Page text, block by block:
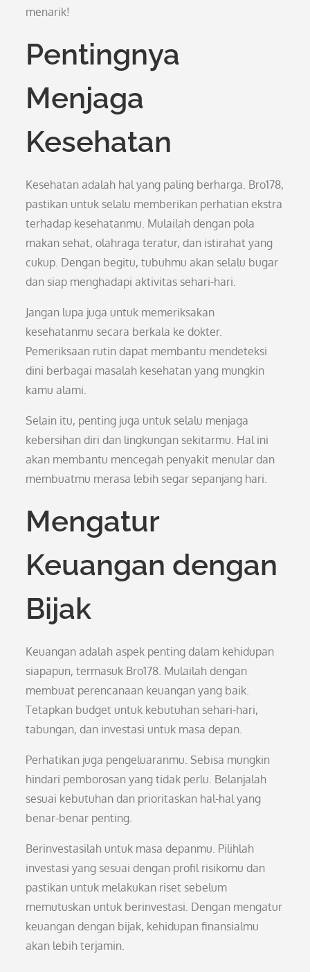
menarik!
Pentingnya
Menjaga
Kesehatan
Kesehatan adalah hal yang paling berharga. Bro178,
pastikan untuk selalu memberikan perhatian ekstra
terhadap kesehatanmu. Mulailah dengan pola
makan sehat, olahraga teratur, dan istirahat yang
cukup. Dengan begitu, tubuhmu akan selalu bugar
dan siap menghadapi aktivitas sehari-hari.
Jangan lupa juga untuk memeriksakan
kesehatanmu secara berkala ke dokter.
Pemeriksaan rutin dapat membantu mendeteksi
dini berbagai masalah kesehatan yang mungkin
kamu alami.
Selain itu, penting juga untuk selalu menjaga
kebersihan diri dan lingkungan sekitarmu. Hal ini
akan membantu mencegah penyakit menular dan
membuatmu merasa lebih segar sepanjang hari.
Mengatur
Keuangan dengan
Bijak
Keuangan adalah aspek penting dalam kehidupan
siapapun, termasuk Bro178. Mulailah dengan
membuat perencanaan keuangan yang baik.
Tetapkan budget untuk kebutuhan sehari-hari,
tabungan, dan investasi untuk masa depan.
Perhatikan juga pengeluaranmu. Sebisa mungkin
hindari pemborosan yang tidak perlu. Belanjalah
sesuai kebutuhan dan prioritaskan hal-hal yang
benar-benar penting.
Berinvestasilah untuk masa depanmu. Pilihlah
investasi yang sesuai dengan profil risikomu dan
pastikan untuk melakukan riset sebelum
memutuskan untuk berinvestasi. Dengan mengatur
keuangan dengan bijak, kehidupan finansialmu
akan lebih terjamin.